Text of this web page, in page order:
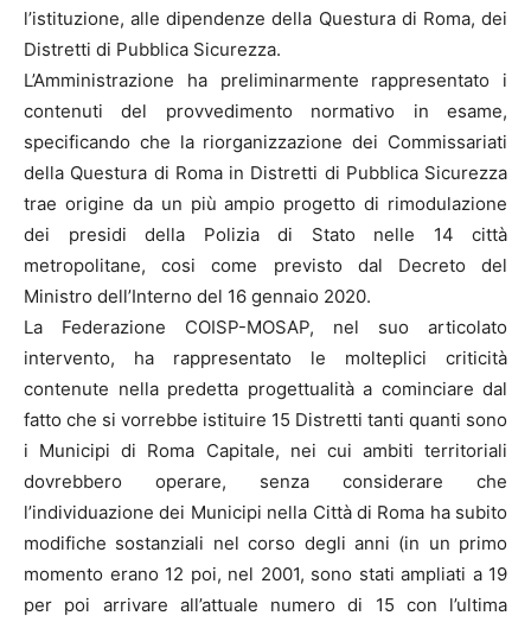
l’istituzione, alle dipendenze della Questura di Roma, dei
Distretti di Pubblica Sicurezza.
L’Amministrazione ha preliminarmente rappresentato i
contenuti del provvedimento normativo in esame,
specificando che la riorganizzazione dei Commissariati
della Questura di Roma in Distretti di Pubblica Sicurezza
trae origine da un più ampio progetto di rimodulazione
dei presidi della Polizia di Stato nelle 14 città
metropolitane, cosi come previsto dal Decreto del
Ministro dell’Interno del 16 gennaio 2020.
La Federazione COISP-MOSAP, nel suo articolato
intervento, ha rappresentato le molteplici criticità
contenute nella predetta progettualità a cominciare dal
fatto che si vorrebbe istituire 15 Distretti tanti quanti sono
i Municipi di Roma Capitale, nei cui ambiti territoriali
dovrebbero operare, senza considerare che
l’individuazione dei Municipi nella Città di Roma ha subito
modifiche sostanziali nel corso degli anni (in un primo
momento erano 12 poi, nel 2001, sono stati ampliati a 19
per poi arrivare all’attuale numero di 15 con l’ultima